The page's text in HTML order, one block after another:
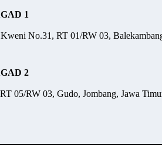
1
No.31, RT 01/RW 03,
2
05/RW 03, Gudo, Jombang, Jawa